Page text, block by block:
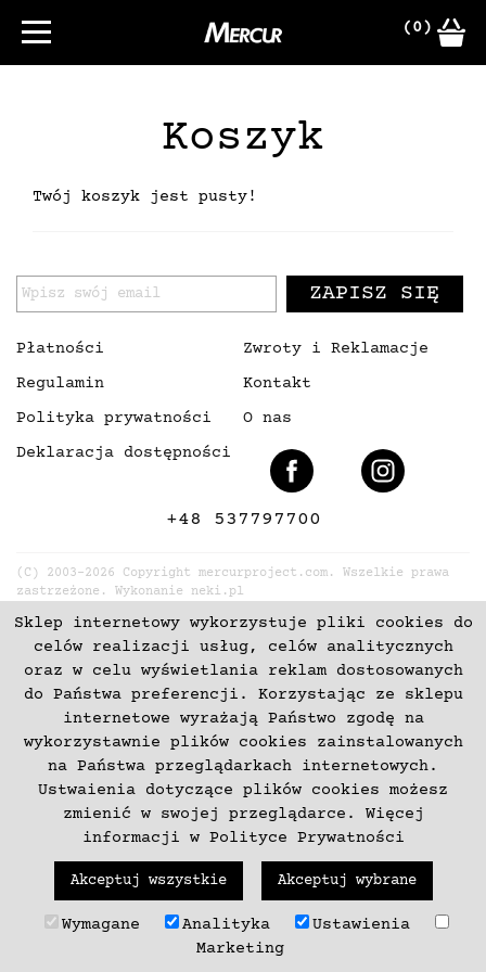
Sklep internetowy wykorzystuje pliki cookies do
celów realizacji usług, celów analitycznych
oraz w celu wyświetlania reklam dostosowanych
do Państwa preferencji. Korzystając ze sklepu
internetowe wyrażają Państwo zgodę na
wykorzystawnie plików cookies zainstalowanych
na Państwa przeglądarkach internetowych.
Ustwaienia dotyczące plików cookies możesz
zmienić w swojej przeglądarce. Więcej
informacji w Polityce Prywatności
Akceptuj wszystkie Akceptuj wybrane
Wymagane Analityka
Ustawienia
Marketing
(0)
Koszyk
Twój koszyk jest pusty!
ZAPISZ SIĘ
Płatności
Regulamin
Polityka prywatności
Deklaracja dostępności
Zwroty i Reklamacje
Kontakt
O nas
+48 537797700
(C) 2003-2026 Copyright mercurproject.com. Wszelkie prawa
zastrzeżone. Wykonanie neki.pl